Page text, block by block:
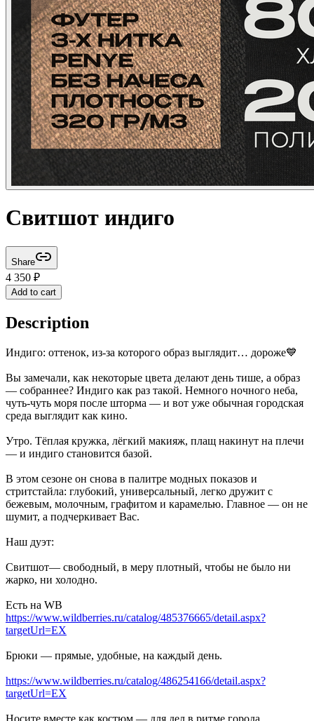
Свитшот индиго
Share
4 350 ₽
Add to cart
Description
Индиго: оттенок, из-за которого образ выглядит… дороже💙
Вы замечали, как некоторые цвета делают день тише, а образ
— собраннее? Индиго как раз такой. Немного ночного неба,
чуть-чуть моря после шторма — и вот уже обычная городская
среда выглядит как кино.
Утро. Тёплая кружка, лёгкий макияж, плащ накинут на плечи
— и индиго становится базой.
В этом сезоне он снова в палитре модных показов и
стритстайла: глубокий, универсальный, легко дружит с
бежевым, молочным, графитом и карамелью. Главное — он не
шумит, а подчеркивает Вас.
Наш дуэт:
Свитшот— свободный, в меру плотный, чтобы не было ни
жарко, ни холодно.
Есть на WB
https://www.wildberries.ru/catalog/485376665/detail.aspx?
targetUrl=EX
Брюки — прямые, удобные, на каждый день.
https://www.wildberries.ru/catalog/486254166/detail.aspx?
targetUrl=EX
Носите вместе как костюм — для дел в ритме города.